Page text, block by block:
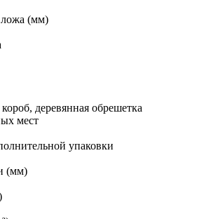
ложа (мм)
деревянная обрешетка
мест
упаковки
(мм)